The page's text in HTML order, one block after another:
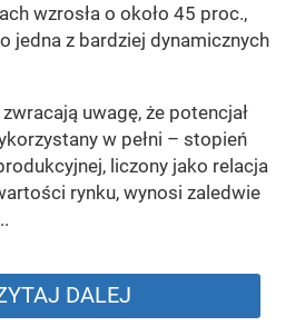
wzrosła o około 45 proc.,
jedna z bardziej dynamicznych
uwagę, że potencjał
w pełni – stopień
liczony jako relacja
rynku, wynosi zaledwie
DALEJ